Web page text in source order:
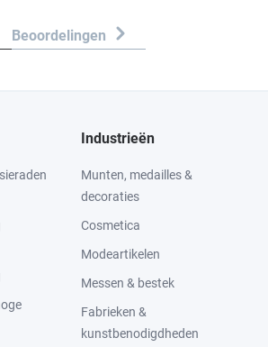
Beoordelingen
Industrieën
Munten, medailles &
decoraties
Cosmetica
Modeartikelen
Messen & bestek
Fabrieken &
kunstbenodigdheden